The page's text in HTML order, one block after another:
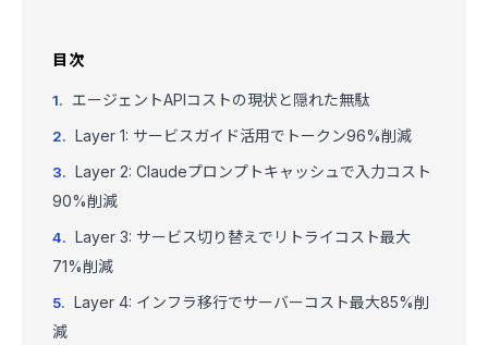
目次
エージェントAPIコストの現状と隠れた無駄
Layer 1: サービスガイド活用でトークン96%削減
Layer 2: Claudeプロンプトキャッシュで入力コスト
90%削減
Layer 3: サービス切り替えでリトライコスト最大
71%削減
Layer 4: インフラ移行でサーバーコスト最大85%削
減